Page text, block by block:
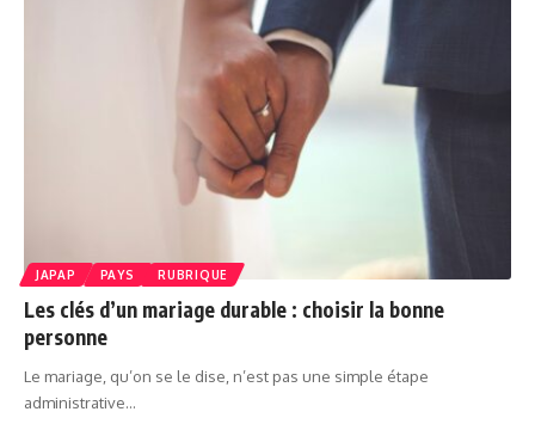
JAPAP PAYS RUBRIQUE
Les clés d’un mariage durable : choisir la bonne
personne
Le mariage, qu’on se le dise, n’est pas une simple étape
administrative…